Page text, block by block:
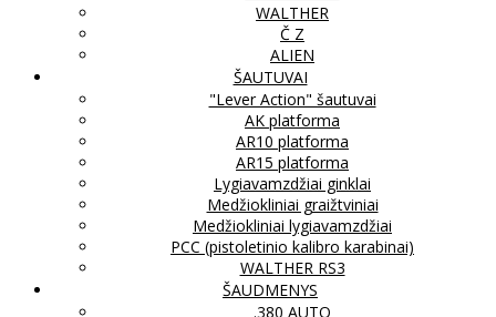
WALTHER
Č Z
ALIEN
ŠAUTUVAI
"Lever Action" šautuvai
AK platforma
AR10 platforma
AR15 platforma
Lygiavamzdžiai ginklai
Medžiokliniai graižtviniai
Medžiokliniai lygiavamzdžiai
PCC (pistoletinio kalibro karabinai)
WALTHER RS3
ŠAUDMENYS
.380 AUTO